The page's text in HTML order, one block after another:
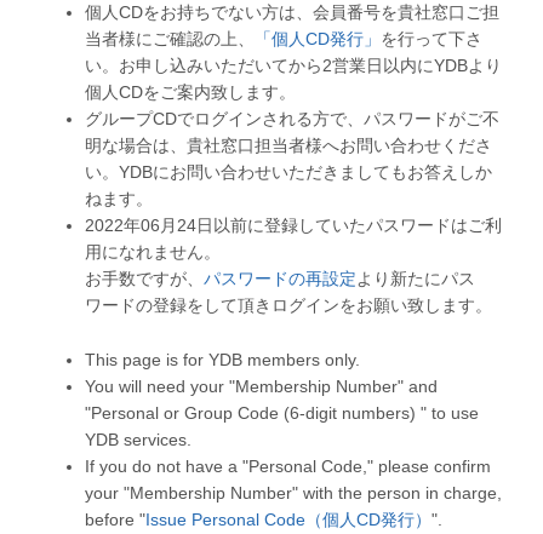
個人CDをお持ちでない方は、会員番号を貴社窓口ご担
当者様にご確認の上、
「個人CD発行」 を行って下さ
い。お申し込みいただいてから2営業日以内にYDBより
個人CDをご案内致します。
グループCDでログインされる方で、パスワードがご不
明な場合は、貴社窓口担当者様へお問い合わせくださ
い。YDBにお問い合わせいただきましてもお答えしか
ねます。
2022年06月24日以前に登録していたパスワードはご利
用になれません。
お手数ですが、 パスワードの再設定より新たにパス
ワードの登録をして頂きログインをお願い致します。
This page is for YDB members only.
You will need your "Membership Number" and
"Personal or Group Code (6-digit numbers) " to use
YDB services.
If you do not have a "Personal Code," please confirm
your "Membership Number" with the person in charge,
before "Issue Personal Code（個人CD発行） ".